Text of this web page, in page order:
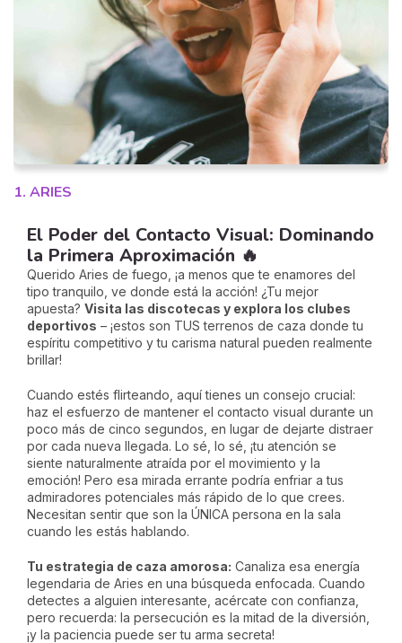
1. ARIES
El Poder del Contacto Visual: Dominando
la Primera Aproximación 🔥
Querido Aries de fuego, ¡a menos que te enamores del
tipo tranquilo, ve donde está la acción! ¿Tu mejor
apuesta? Visita las discotecas y explora los clubes
deportivos – ¡estos son TUS terrenos de caza donde tu
espíritu competitivo y tu carisma natural pueden realmente
brillar!
Cuando estés flirteando, aquí tienes un consejo crucial:
haz el esfuerzo de mantener el contacto visual durante un
poco más de cinco segundos, en lugar de dejarte distraer
por cada nueva llegada. Lo sé, lo sé, ¡tu atención se
siente naturalmente atraída por el movimiento y la
emoción! Pero esa mirada errante podría enfriar a tus
admiradores potenciales más rápido de lo que crees.
Necesitan sentir que son la ÚNICA persona en la sala
cuando les estás hablando.
Tu estrategia de caza amorosa: Canaliza esa energía
legendaria de Aries en una búsqueda enfocada. Cuando
detectes a alguien interesante, acércate con confianza,
pero recuerda: la persecución es la mitad de la diversión,
¡y la paciencia puede ser tu arma secreta!